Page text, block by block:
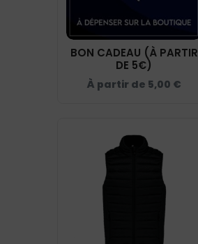
BON CADEAU (À PARTIR
DE 5€)
À partir de 5,00 €